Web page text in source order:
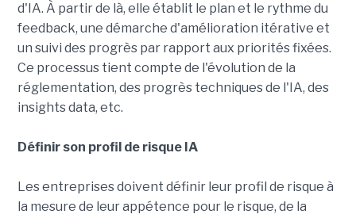
d'IA. À partir de là, elle établit le plan et le rythme du
feedback, une démarche d'amélioration itérative et
un suivi des progrès par rapport aux priorités fixées.
Ce processus tient compte de l'évolution de la
réglementation, des progrès techniques de l'IA, des
insights data, etc.
Définir son profil de risque IA
Les entreprises doivent définir leur profil de risque à
la mesure de leur appétence pour le risque, de la